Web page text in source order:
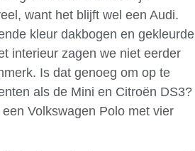
want het blijft wel een Audi.
kleur dakbogen en gekleurde
interieur zagen we niet eerder
Is dat genoeg om op te
als de Mini en Citroën DS3?
Volkswagen Polo met vier